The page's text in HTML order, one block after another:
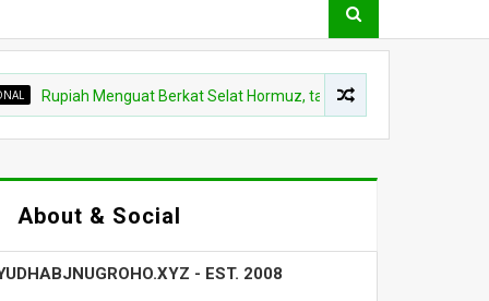
Menguat Berkat Selat Hormuz, tapi Benarkah Ini Kabar Baik
About & Social
- EST. 2008